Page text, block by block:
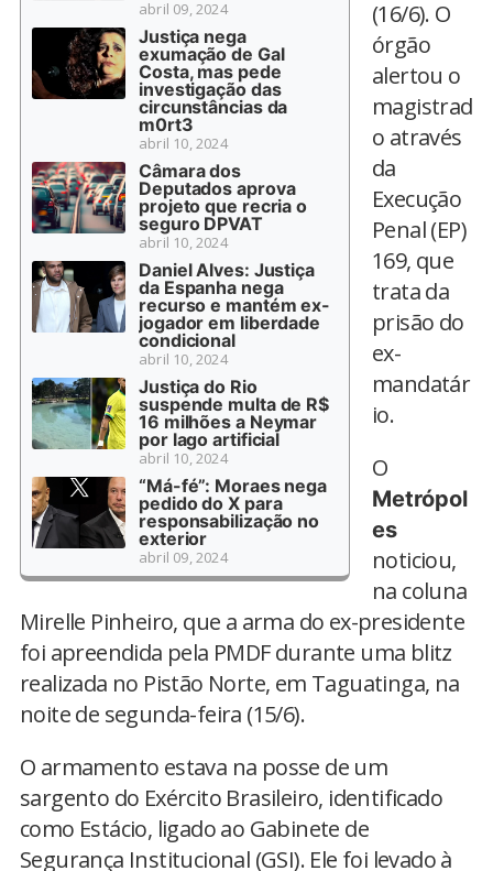
abril 09, 2024
Justiça nega
exumação de Gal
Costa, mas pede
investigação das
circunstâncias da
m0rt3
abril 10, 2024
Câmara dos
Deputados aprova
projeto que recria o
seguro DPVAT
abril 10, 2024
Daniel Alves: Justiça
da Espanha nega
recurso e mantém ex-
jogador em liberdade
condicional
abril 10, 2024
Justiça do Rio
suspende multa de R$
16 milhões a Neymar
por lago artificial
abril 10, 2024
“Má-fé”: Moraes nega
pedido do X para
responsabilização no
exterior
abril 09, 2024
(16/6). O
órgão
alertou o
magistrad
o através
da
Execução
Penal (EP)
169, que
trata da
prisão do
ex-
mandatár
io.
O
Metrópol
es
noticiou,
na coluna
Mirelle Pinheiro, que a arma do ex-presidente
foi apreendida pela PMDF durante uma blitz
realizada no Pistão Norte, em Taguatinga, na
noite de segunda-feira (15/6).
O armamento estava na posse de um
sargento do Exército Brasileiro, identificado
como Estácio, ligado ao Gabinete de
Segurança Institucional (GSI). Ele foi levado à